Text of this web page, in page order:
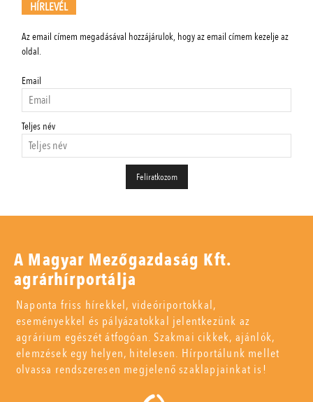
HÍRLEVÉL
Az email címem megadásával hozzájárulok, hogy az email címem kezelje az
oldal.
Email
Teljes név
A Magyar Mezőgazdaság Kft.
agrárhírportálja
Naponta friss hírekkel, videóriportokkal,
eseményekkel és pályázatokkal jelentkezünk az
agrárium egészét átfogóan. Szakmai cikkek, ajánlók,
elemzések egy helyen, hitelesen. Hírportálunk mellet
olvassa rendszeresen megjelenő szaklapjainkat is!